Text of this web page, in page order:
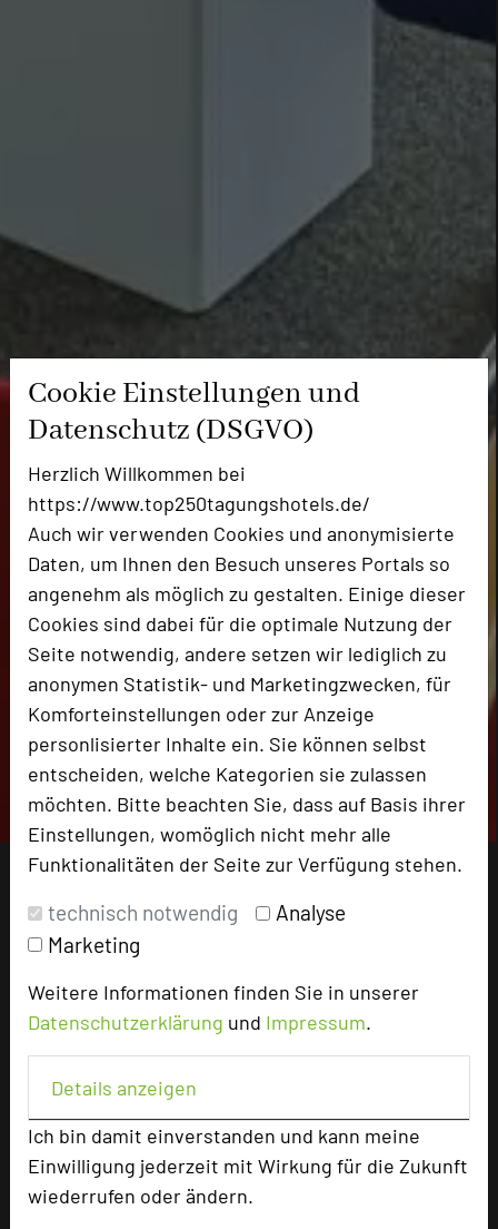
Cookie Einstellungen und
Datenschutz (DSGVO)
Herzlich Willkommen bei
https://www.top250tagungshotels.de/
Auch wir verwenden Cookies und anonymisierte
Daten, um Ihnen den Besuch unseres Portals so
angenehm als möglich zu gestalten. Einige dieser
Cookies sind dabei für die optimale Nutzung der
Seite notwendig, andere setzen wir lediglich zu
anonymen Statistik- und Marketingzwecken, für
Komforteinstellungen oder zur Anzeige
personlisierter Inhalte ein. Sie können selbst
entscheiden, welche Kategorien sie zulassen
möchten. Bitte beachten Sie, dass auf Basis ihrer
Einstellungen, womöglich nicht mehr alle
Funktionalitäten der Seite zur Verfügung stehen.
technisch notwendig
Analyse
Marketing
Weitere Informationen finden Sie in unserer
Datenschutzerklärung und Impressum.
Details anzeigen
Ich bin damit einverstanden und kann meine
Einwilligung jederzeit mit Wirkung für die Zukunft
wiederrufen oder ändern.